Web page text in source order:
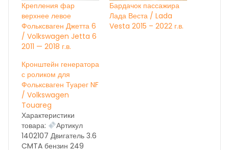
Крепления фар
верхнее левое
Фольксваген Джетта 6
/ Volkswagen Jetta 6
2011 — 2018 г.в.
Бардачок пассажира
Лада Веста / Lada
Vesta 2015 – 2022 г.в.
Кронштейн генератора
с роликом для
Фольксваген Туарег NF
/ Volkswagen
Touareg
Характеристики
товара:
Артикул
1402107 Двигатель 3.6
CMTA бензин 249